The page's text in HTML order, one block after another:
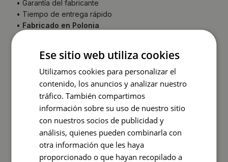
• Garantía del fabricante
• Tiempo de entrega rápido
• Fabricado en Polonia
La parte trasera del espejo (lámina protectora) puede
Esto no afecta la calidad del producto ni es
motivo de reclamación.
INSTRUCCIONES DE MONTAJE
Ese sitio web utiliza cookies
Utilizamos cookies para personalizar el
contenido, los anuncios y analizar nuestro
tráfico. También compartimos
información sobre su uso de nuestro sitio
con nuestros socios de publicidad y
análisis, quienes pueden combinarla con
otra información que les haya
proporcionado o que hayan recopilado a